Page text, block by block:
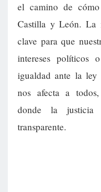
el camino de
Castilla y León. La
clave para que
intereses
igualdad ante la
nos afecta a
donde la
transparente.